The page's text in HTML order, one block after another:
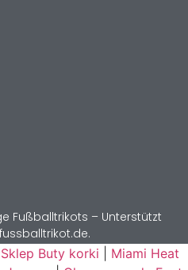
Fußballtrikots – Unterstützt
Sklep Buty korki
Miami Heat